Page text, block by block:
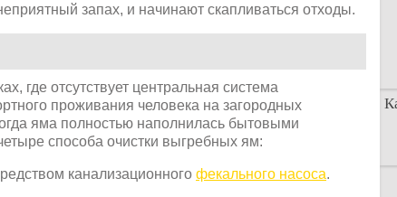
запах, и начинают скапливаться отходы.
где отсутствует центральная система
проживания человека на загородных
яма полностью наполнилась бытовыми
способа очистки выгребных ям:
канализационного фекального насоса.